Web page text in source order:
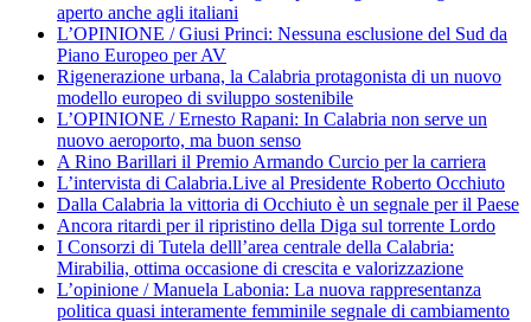
aperto anche agli italiani
L’OPINIONE / Giusi Princi: Nessuna esclusione del Sud da
Piano Europeo per AV
Rigenerazione urbana, la Calabria protagonista di un nuovo
modello europeo di sviluppo sostenibile
L’OPINIONE / Ernesto Rapani: In Calabria non serve un
nuovo aeroporto, ma buon senso
A Rino Barillari il Premio Armando Curcio per la carriera
L’intervista di Calabria.Live al Presidente Roberto Occhiuto
Dalla Calabria la vittoria di Occhiuto è un segnale per il Paese
Ancora ritardi per il ripristino della Diga sul torrente Lordo
I Consorzi di Tutela delll’area centrale della Calabria:
Mirabilia, ottima occasione di crescita e valorizzazione
L’opinione / Manuela Labonia: La nuova rappresentanza
politica quasi interamente femminile segnale di cambiamento